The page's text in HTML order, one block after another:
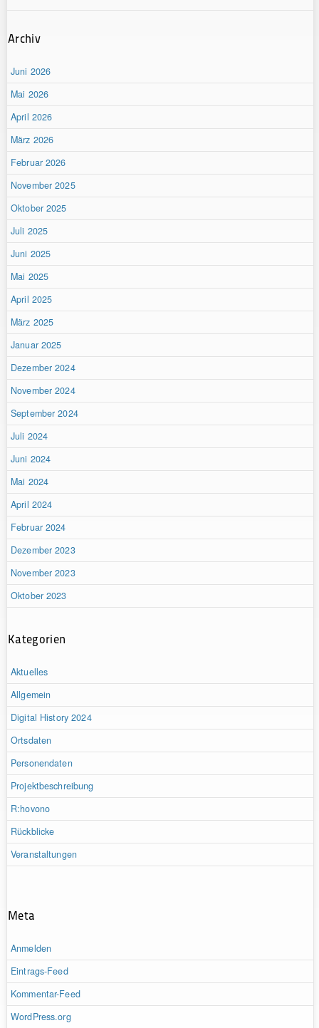
Archiv
Juni 2026
Mai 2026
April 2026
März 2026
Februar 2026
November 2025
Oktober 2025
Juli 2025
Juni 2025
Mai 2025
April 2025
März 2025
Januar 2025
Dezember 2024
November 2024
September 2024
Juli 2024
Juni 2024
Mai 2024
April 2024
Februar 2024
Dezember 2023
November 2023
Oktober 2023
Kategorien
Aktuelles
Allgemein
Digital History 2024
Ortsdaten
Personendaten
Projektbeschreibung
R:hovono
Rückblicke
Veranstaltungen
Meta
Anmelden
Eintrags-Feed
Kommentar-Feed
WordPress.org